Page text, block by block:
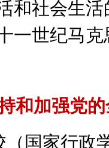
和社会生
一世纪马
和加强党
国家行政